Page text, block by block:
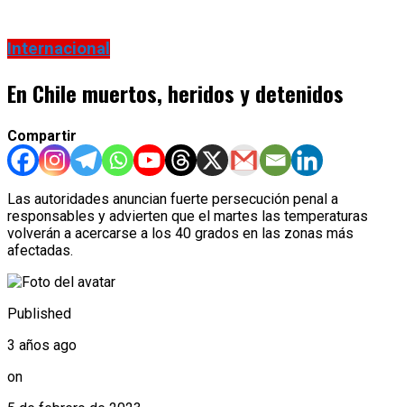
Internacional
En Chile muertos, heridos y detenidos
Compartir
Las autoridades anuncian fuerte persecución penal a
responsables y advierten que el martes las temperaturas
volverán a acercarse a los 40 grados en las zonas más
afectadas.
Published
3 años ago
on